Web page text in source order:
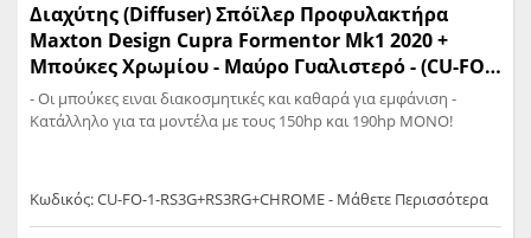
Διαχύτης (Diffuser) Σπόϊλερ Προφυλακτήρα
Maxton Design Cupra Formentor Mk1 2020 +
Μπούκες Χρωμίου - Mαύρο Γυαλιστερό - (CU-FO-
1-RS3G+RS3RG+CHROME
- Οι μπούκες ειναι διακοσμητικές και καθαρά για εμφάνιση -
Κατάλληλο για τα μοντέλα με τους 150hp και 190hp MONO!
Κωδικός: CU-FO-1-RS3G+RS3RG+CHROME - Μάθετε Περισσότερα